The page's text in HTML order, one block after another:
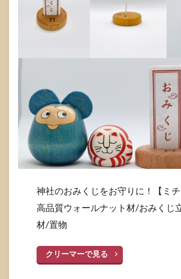
神社のおみくじをお守りに！【ミチ
高品質ウォールナット材/おみくじ
材/置物
クリーマーで見る